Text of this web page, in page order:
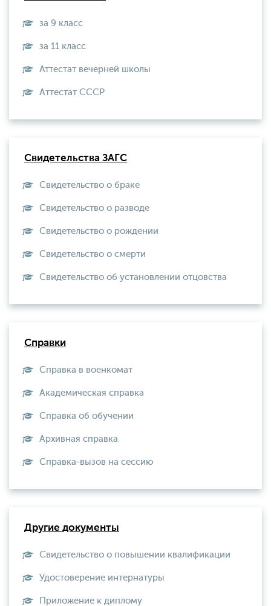
за 9 класс
за 11 класс
Аттестат вечерней школы
Aттестат СССР
Свидетельства ЗАГС
Свидетельство о браке
Свидетельство о разводе
Свидетельство о рождении
Свидетельство о смерти
Свидетельство об установлении отцовства
Справки
Справка в военкомат
Академическая справка
Справка об обучении
Архивная справка
Справка-вызов на сессию
Другие документы
Свидетельство о повышении квалификации
Удостоверение интернатуры
Приложение к диплому